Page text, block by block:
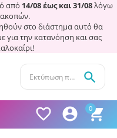
από 14/08 έως και 31/08λόγω
στο διάστημα αυτό θα
για την κατανόηση και σας
0



